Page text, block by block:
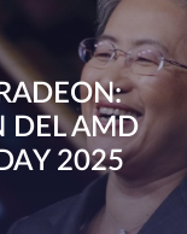
DEL AMD
2025